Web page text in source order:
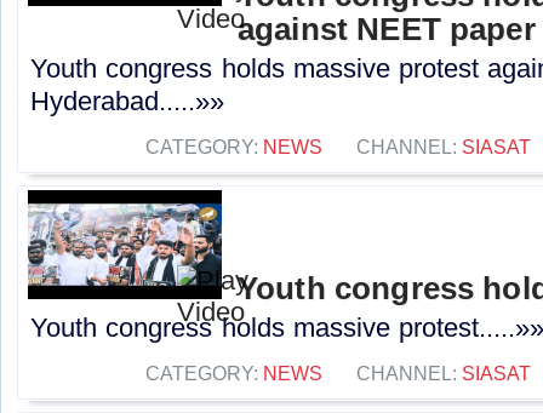
against NEET
Youth congress holds massive protest
Hyderabad.....»»
CATEGORY: NEWS CHANNEL: SIASAT
Youth congress
Youth congress holds massive
CATEGORY: NEWS CHANNEL: SIASAT